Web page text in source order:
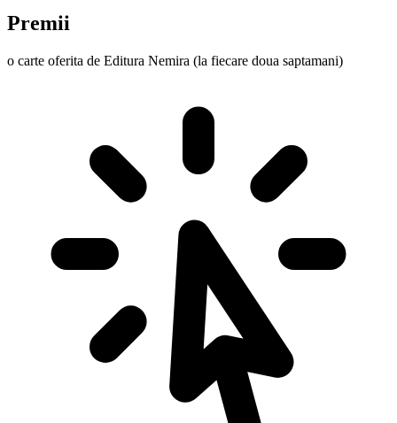
Premii
o carte oferita de Editura Nemira (la fiecare doua saptamani)